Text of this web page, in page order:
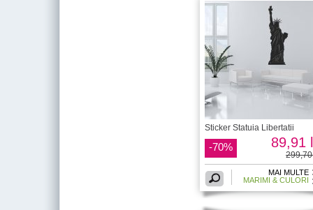
Sticker Statuia Libertatii
-70% 89,91
MAI MULTE
MARIMI & CULORI